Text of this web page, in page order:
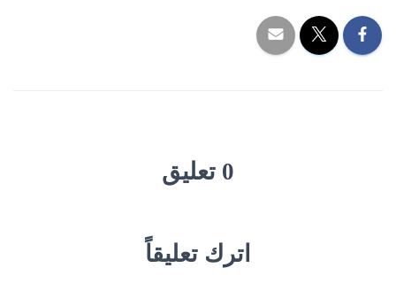
0 تعليق
اترك تعليقاً